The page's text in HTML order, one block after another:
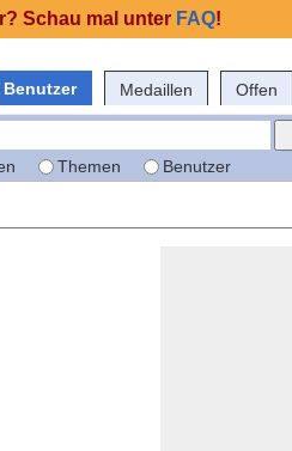
Benutzer Medaillen Offen
Themen Benutzer
Schau mal unter FAQ!